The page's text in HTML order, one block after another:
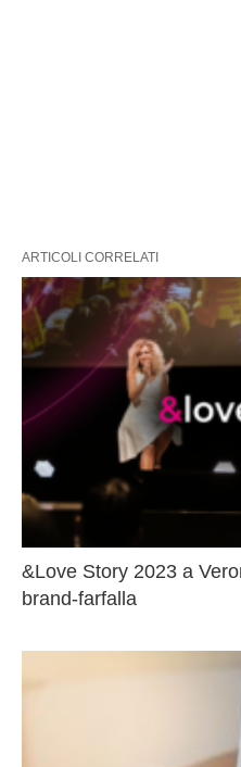
ARTICOLI CORRELATI
&Love Story 2023 a
brand-farfalla